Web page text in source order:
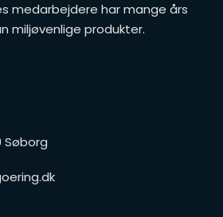
medarbejdere har mange års
miljøvenlige produkter.
Søborg